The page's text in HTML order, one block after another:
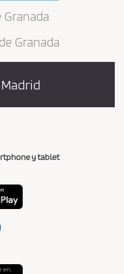
Granada
y tablet